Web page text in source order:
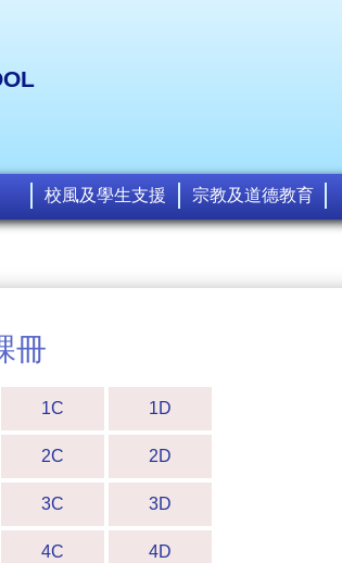
校風及學生支援 宗教及道德教育
冊
1C 1D
2C 2D
3C 3D
4C 4D